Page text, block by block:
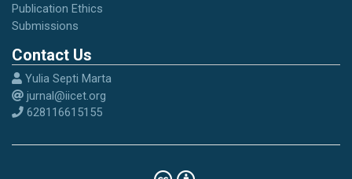
Pohan, A. (2011). Sistem Pembayaran
“Strategi dan Impelentasi di Indonesia.
Jakarta: Raja Grafindo Persada.
Ramadhana, A. F., Prasetyo, A. B., & Irviana, L.
Menggunakan E-Money. 13 (2).
Publication Ethics
Submissions
Contact Us
Yulia Septi Marta
jurnal@iicet.org
628116615155